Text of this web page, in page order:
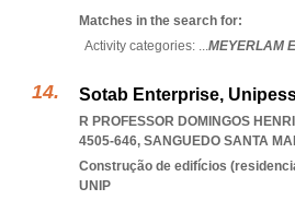
Matches in the search for:
Activity categories: ...MEYERLAM
Sotab Enterprise,
R PROFESSOR DOMINGOS
4505-646, SANGUEDO SANTA
Construção de edifícios
UNIP